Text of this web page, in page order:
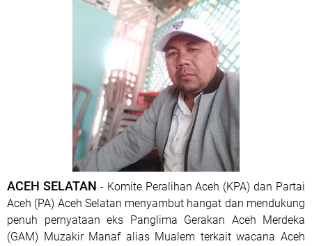
ACEH SELATAN - Komite Peralihan Aceh (KPA) dan Partai
Aceh (PA) Aceh Selatan menyambut hangat dan mendukung
penuh pernyataan eks Panglima Gerakan Aceh Merdeka
(GAM) Muzakir Manaf alias Mualem terkait wacana Aceh